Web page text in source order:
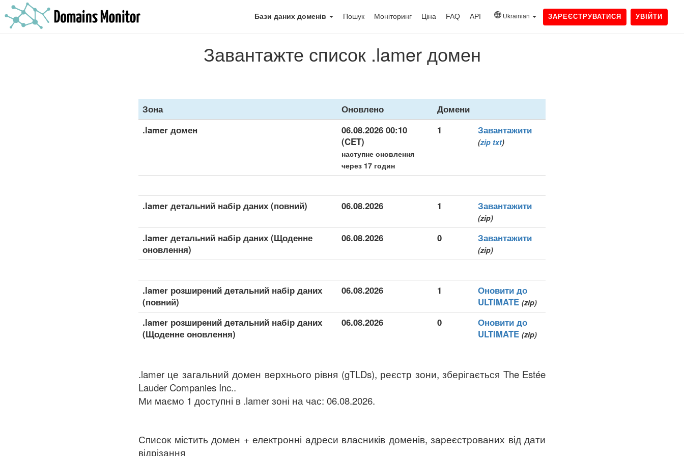
Бази даних доменів Пошук Моніторинг Ціна FAQ API Ukrainian ЗАРЕЄСТРУВАТИСЯ УВІЙТИ
Завантажте список .lamer домен
Зона Оновлено
Домени
.lamer домен
06.08.2026 00:10
(CET)
наступне оновлення
через 17 годин
1 Завантажити
(zip txt)
.lamer детальний набір даних (повний) 06.08.2026 1 Завантажити
(zip)
.lamer детальний набір даних (Щоденне
оновлення)
06.08.2026 0 Завантажити
(zip)
.lamer розширений детальний набір даних
(повний)
06.08.2026 1
Оновити до
ULTIMATE (zip)
.lamer розширений детальний набір даних
(Щоденне оновлення)
06.08.2026 0
Оновити до
ULTIMATE (zip)
.lamer це загальний домен верхнього рівня (gTLDs), реєстр зони, зберігається The Estée
Lauder Companies Inc..
Ми маємо 1 доступні в .lamer зоні на час: 06.08.2026.
Список містить домен + електронні адреси власників доменів, зареєстрованих від дати
відрізання